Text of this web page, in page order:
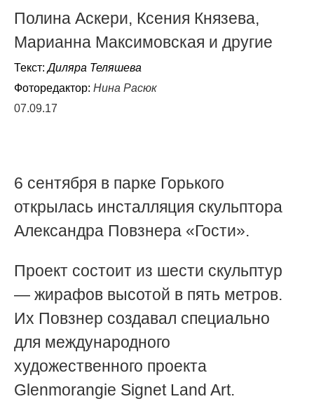
Полина Аскери, Ксения Князева,
Марианна Максимовская и другие
Текст:Диляра Теляшева
Фоторедактор: Нина Расюк
07.09.17
6 сентября в парке Горького
открылась инсталляция скульптора
Александра Повзнера «Гости».
Проект состоит из шести скульптур
— жирафов высотой в пять метров.
Их Повзнер создавал специально
для международного
художественного проекта
Glenmorangie Signet Land Art.